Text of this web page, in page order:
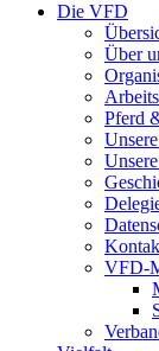
Die VFD
Über
Pferd
VFD-